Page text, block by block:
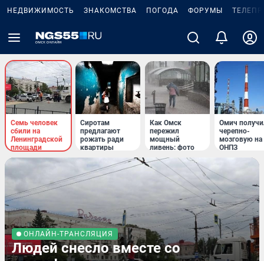
НЕДВИЖИМОСТЬ ЗНАКОМСТВА ПОГОДА ФОРУМЫ
Семь человек
сбили на
Ленинградской
площади
Сиротам
предлагают
рожать ради
квартиры
Как Омск
пережил
мощный
ливень: фото
Омич
черепно-
мозговую на
ОНПЗ
ОНЛАЙН-ТРАНСЛЯЦИЯ
Людей снесло вместе со